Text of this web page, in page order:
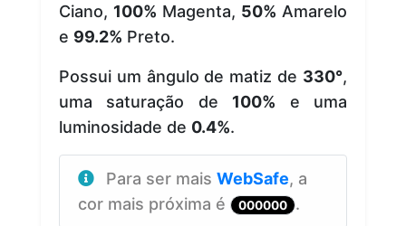
Ciano, 100% Magenta, 50% Amarelo
e 99.2% Preto.
Possui um ângulo de matiz de 330°,
uma saturação de 100% e uma
luminosidade de 0.4%.
Para ser mais WebSafe, a
cor mais próxima é
000000 .